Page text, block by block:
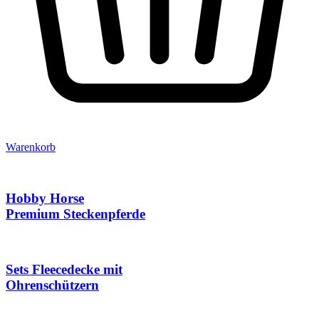
Warenkorb
Hobby Horse
Premium Steckenpferde
Sets Fleecedecke mit
Ohrenschützern